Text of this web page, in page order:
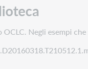
Negli esempi